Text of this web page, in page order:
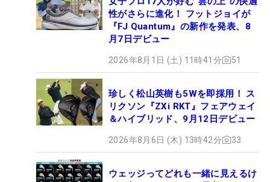
性がさらに進化！ フットジョイが
『FJ Quantum』の新作を発表、8
月7日デビュー
2026年8月1日 (土) 11時41分 51
珍しく松山英樹も5Wを即採用！ ス
リクソン『ZXi RKT』フェアウェイ
＆ハイブリッド、9月12日デビュー
2026年8月6日 (木) 13時42分 33
ウェッジってどれも一緒に見えるけ